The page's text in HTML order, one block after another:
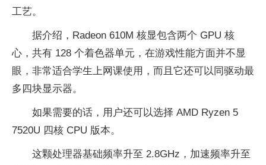
工艺。
据介绍，Radeon 610M 核显包含两个 GPU 核
心，共有 128 个着色器单元，在游戏性能方面并不显
眼，非常适合学生上网课使用，而且它还可以同驱动最
多四块显示器。
如果需要的话，用户还可以选择 AMD Ryzen 5
7520U 四核 CPU 版本。
这颗处理器基础频率升至 2.8GHz，加速频率升至